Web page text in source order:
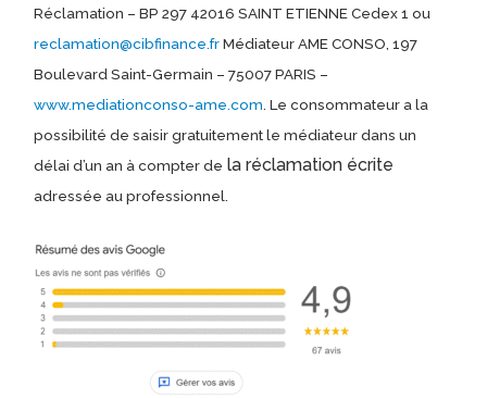
Réclamation – BP 297 42016 SAINT ETIENNE Cedex 1 ou
reclamation@cibfinance.frMédiateur AME CONSO, 197
Boulevard Saint-Germain – 75007 PARIS –
www.mediationconso-ame.com. Le consommateur a la
possibilité de saisir gratuitement le médiateur dans un
délai d’un an à compter de la réclamation écrite
adressée au professionnel.